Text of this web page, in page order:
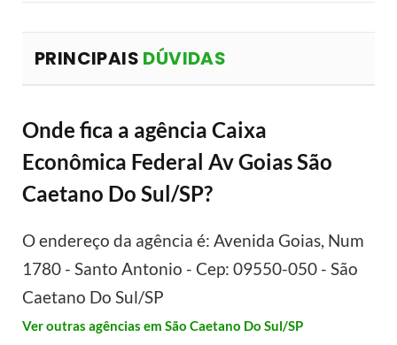
PRINCIPAIS DÚVIDAS
Onde fica a agência Caixa
Econômica Federal Av Goias São
Caetano Do Sul/SP?
O endereço da agência é: Avenida Goias, Num
1780 - Santo Antonio - Cep: 09550-050 - São
Caetano Do Sul/SP
Ver outras agências em São Caetano Do Sul/SP